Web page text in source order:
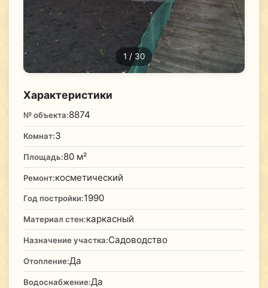
1 / 30
Характеристики
№ объекта:8874
Комнат:3
Площадь:80 м²
Ремонт:косметический
Год постройки:1990
Материал стен:каркасный
Назначение участка:Садоводство
Отопление:Да
Водоснабжение:Да